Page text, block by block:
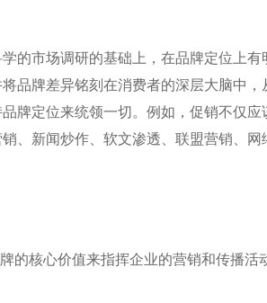
的市场调研的基础上，在品牌定位上
品牌差异铭刻在消费者的深层大脑中
牌定位来统领一切。例如，促销不仅
、新闻炒作、软文渗透、联盟营销、
核心价值来指挥企业的营销和传播活